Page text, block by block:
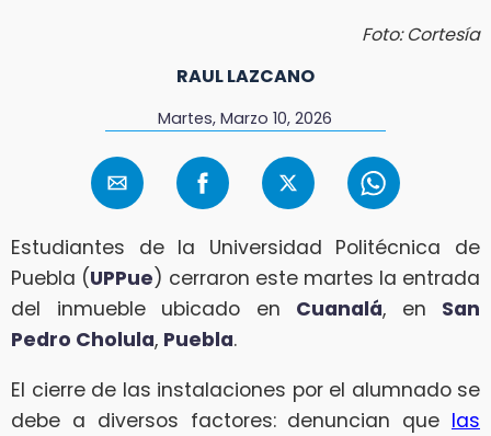
Foto: Cortesía
RAUL LAZCANO
Martes, Marzo 10, 2026
Estudiantes de la Universidad Politécnica de
Puebla (UPPue) cerraron este martes la entrada
del inmueble ubicado en Cuanalá, en San
Pedro Cholula, Puebla.
El cierre de las instalaciones por el alumnado se
debe a diversos factores: denuncian que las